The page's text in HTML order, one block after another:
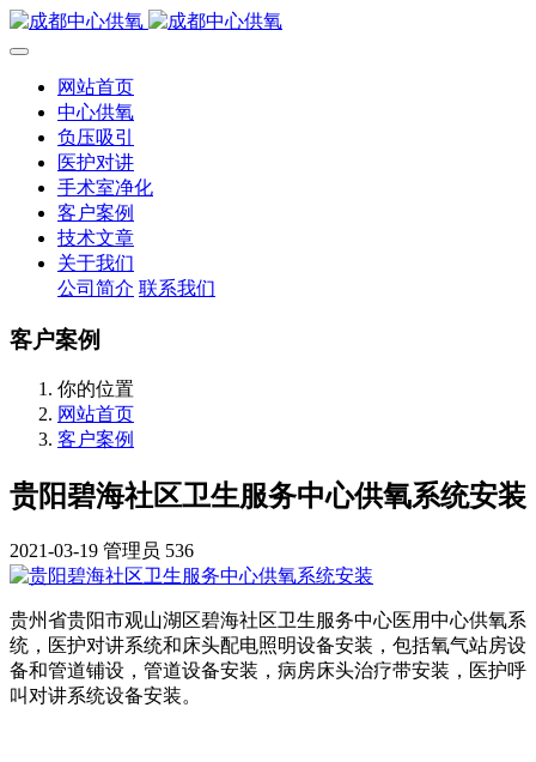
网站首页
中心供氧
负压吸引
医护对讲
手术室净化
客户案例
技术文章
关于我们
公司简介 联系我们
客户案例
你的位置
网站首页
客户案例
贵阳碧海社区卫生服务中心供氧系统安装
2021-03-19 管理员 536
贵州省贵阳市观山湖区碧海社区卫生服务中心医用中心供氧系
统，医护对讲系统和床头配电照明设备安装，包括氧气站房设
备和管道铺设，管道设备安装，病房床头治疗带安装，医护呼
叫对讲系统设备安装。